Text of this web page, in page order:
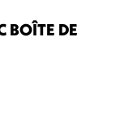
BOÎTE DE